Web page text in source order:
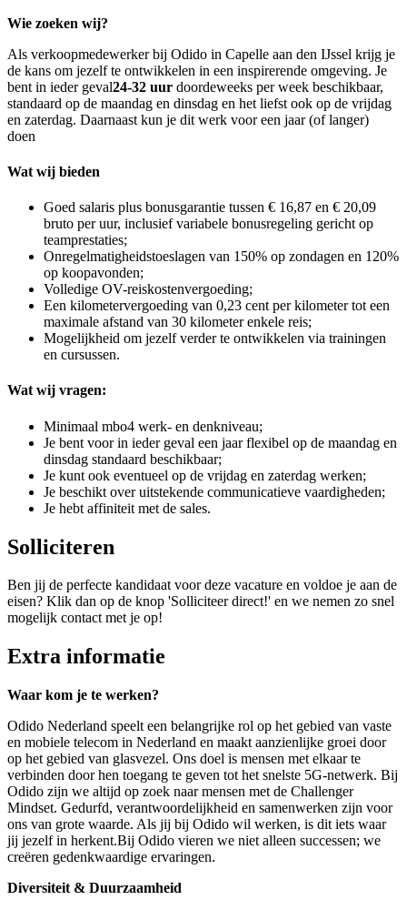
Wie zoeken wij?
Als verkoopmedewerker bij Odido in Capelle aan den IJssel krijg je
de kans om jezelf te ontwikkelen in een inspirerende omgeving. Je
bent in ieder geval24-32 uur doordeweeks per week beschikbaar,
standaard op de maandag en dinsdag en het liefst ook op de vrijdag
en zaterdag. Daarnaast kun je dit werk voor een jaar (of langer)
doen
Wat wij bieden
Goed salaris plus bonusgarantie tussen € 16,87 en € 20,09
bruto per uur, inclusief variabele bonusregeling gericht op
teamprestaties;
Onregelmatigheidstoeslagen van 150% op zondagen en 120%
op koopavonden;
Volledige OV-reiskostenvergoeding;
Een kilometervergoeding van 0,23 cent per kilometer tot een
maximale afstand van 30 kilometer enkele reis;
Mogelijkheid om jezelf verder te ontwikkelen via trainingen
en cursussen.
Wat wij vragen:
Minimaal mbo4 werk- en denkniveau;
Je bent voor in ieder geval een jaar flexibel op de maandag en
dinsdag standaard beschikbaar;
Je kunt ook eventueel op de vrijdag en zaterdag werken;
Je beschikt over uitstekende communicatieve vaardigheden;
Je hebt affiniteit met de sales.
Solliciteren
Ben jij de perfecte kandidaat voor deze vacature en voldoe je aan de
eisen? Klik dan op de knop 'Solliciteer direct!' en we nemen zo snel
mogelijk contact met je op!
Extra informatie
Waar kom je te werken?
Odido Nederland speelt een belangrijke rol op het gebied van vaste
en mobiele telecom in Nederland en maakt aanzienlijke groei door
op het gebied van glasvezel. Ons doel is mensen met elkaar te
verbinden door hen toegang te geven tot het snelste 5G-netwerk. Bij
Odido zijn we altijd op zoek naar mensen met de Challenger
Mindset. Gedurfd, verantwoordelijkheid en samenwerken zijn voor
ons van grote waarde. Als jij bij Odido wil werken, is dit iets waar
jij jezelf in herkent.Bij Odido vieren we niet alleen successen; we
creëren gedenkwaardige ervaringen.
Diversiteit & Duurzaamheid